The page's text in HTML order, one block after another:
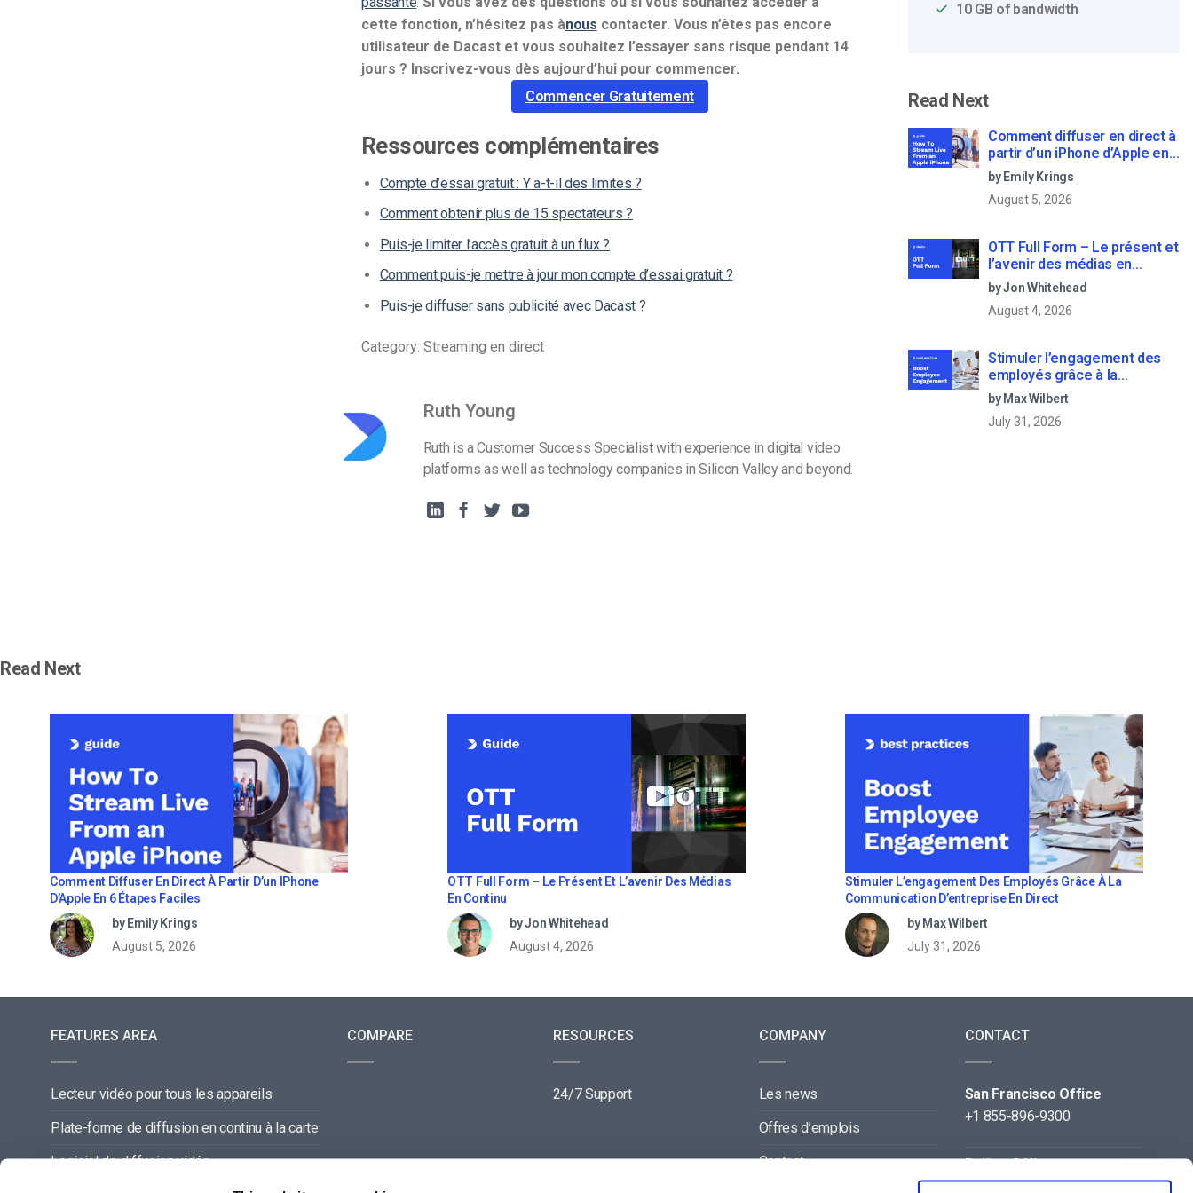
Confidentialité et sécurité
Monétisation vidéo
Marketing vidéo
d’apprentissage en ligne
cette fonction, n’hésitez pas ànous contacter. Vous n’êtes pas encore
utilisateur de Dacast et vous souhaitez l’essayer sans risque pendant 14
jours ? Inscrivez-vous dès aujourd’hui pour commencer.
Commencer Gratuitement
Ressources complémentaires
Compte d’essai gratuit : Y a-t-il des limites ?
Comment obtenir plus de 15 spectateurs ?
Puis-je limiter l’accès gratuit à un flux ?
Comment puis-je mettre à jour mon compte d’essai gratuit ?
Puis-je diffuser sans publicité avec Dacast ?
Category: Streaming en direct
Ruth Young
Ruth is a Customer Success Specialist with experience in digital video
platforms as well as technology companies in Silicon Valley and beyond.
10 GB of bandwidth
Read Next
Comment diffuser en direct à
partir d’un iPhone d’Apple en
6 étapes faciles
by Emily Krings
August 5, 2026
OTT Full Form – Le présent et
l’avenir des médias en
continu
by Jon Whitehead
August 4, 2026
Stimuler l’engagement des
employés grâce à la
communication d’entreprise
en direct
by Max Wilbert
July 31, 2026
Read Next
Comment Diffuser En Direct À Partir D’un IPhone
D’Apple En 6 Étapes Faciles
by Emily Krings
August 5, 2026
OTT Full Form – Le Présent Et L’avenir Des Médias
En Continu
by Jon Whitehead
August 4, 2026
Stimuler L’engagement Des Employés Grâce À La
Communication D’entreprise En Direct
by Max Wilbert
July 31, 2026
FEATURES AREA
Lecteur vidéo pour tous les appareils
Plate-forme de diffusion en continu à la carte
Logiciel de diffusion vidéo
COMPARE RESOURCES
24/7 Support
COMPANY
Les news
Offres d’emplois
Contact
CONTACT
San Francisco Office
+1 855-896-9300
Beijing Office
+86 105-123-5043